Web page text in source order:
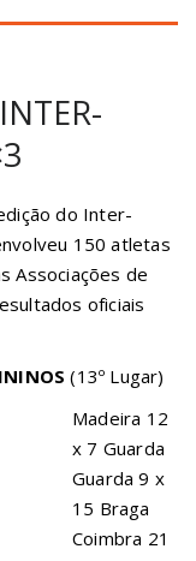
do Inter-
150 atletas
Associações de
oficiais
(13º Lugar)
Madeira 12
x 7 Guarda
Guarda 9 x
15 Braga
Coimbra 21